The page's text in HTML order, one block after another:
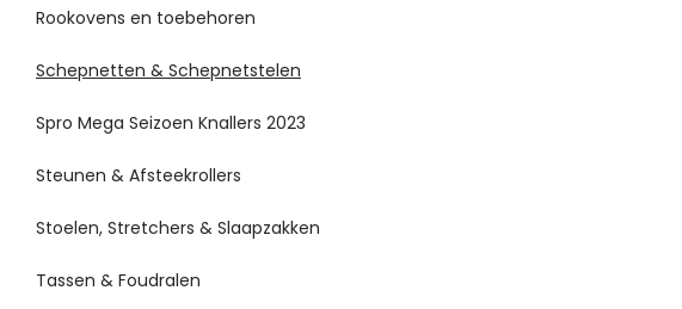
Rookovens en toebehoren
Schepnetten & Schepnetstelen
Spro Mega Seizoen Knallers 2023
Steunen & Afsteekrollers
Stoelen, Stretchers & Slaapzakken
Tassen & Foudralen